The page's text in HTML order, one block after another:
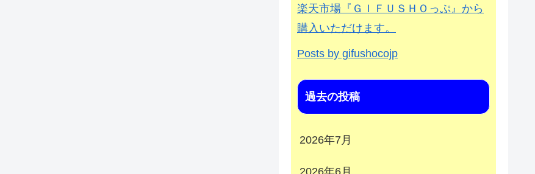
楽天市場『ＧＩＦＵＳＨＯっぷ』から
購入いただけます。
Posts by gifushocojp
過去の投稿
2026年7月
2026年6月